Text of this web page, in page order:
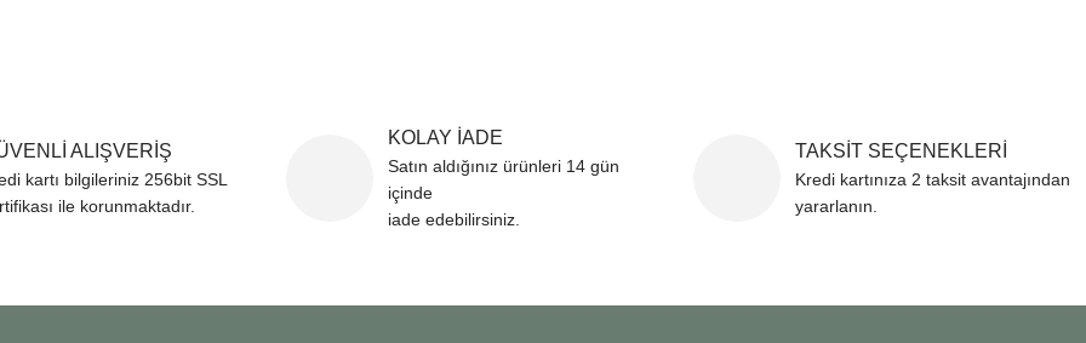
ALIŞVERİŞ
kartı bilgileriniz 256bit SSL
ile korunmaktadır.
KOLAY İADE
Satın aldığınız ürünleri 14 gün
içinde
iade edebilirsiniz.
TAKSİT SEÇENEKLERİ
Kredi kartınıza 2 taksit avantajından
yararlanın.